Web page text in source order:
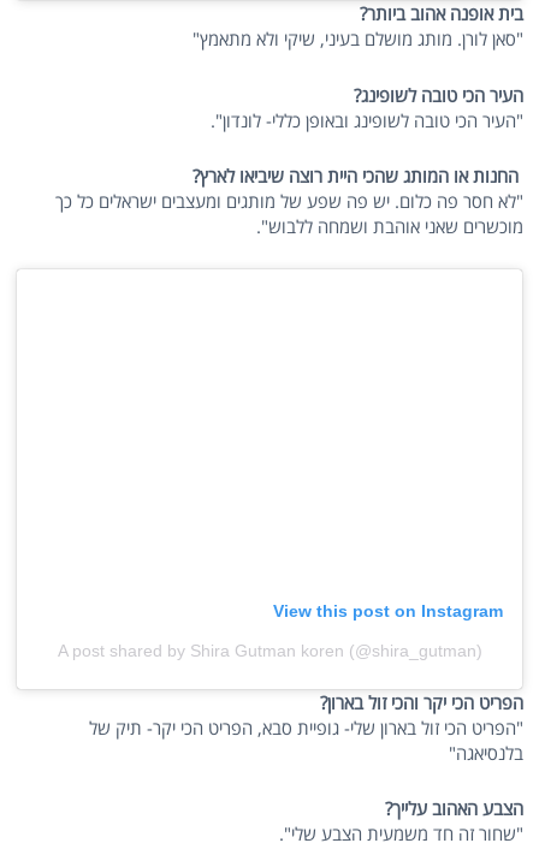
בית אופנה אהוב ביותר?
"סאן לורן. מותג מושלם בעיני, שיקי ולא מתאמץ"
העיר הכי טובה לשופינג?
"העיר הכי טובה לשופינג ובאופן כללי- לונדון".
החנות או המותג שהכי היית רוצה שיביאו לארץ?
"לא חסר פה כלום. יש פה שפע של מותגים ומעצבים ישראלים כל כך
מוכשרים שאני אוהבת ושמחה ללבוש".
View this post on Instagram
A post shared by Shira Gutman koren (@shira_gutman)
הפריט הכי יקר והכי זול בארון?
"הפריט הכי זול בארון שלי- גופיית סבא, הפריט הכי יקר- תיק של
בלנסיאגה"
הצבע האהוב עלייך?
"שחור זה חד משמעית הצבע שלי".